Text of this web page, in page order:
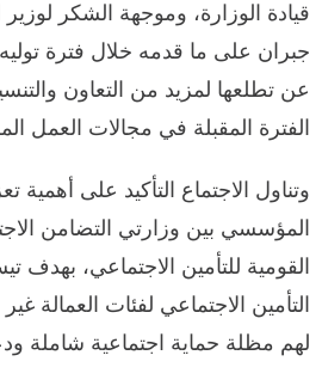
قيادة الوزارة، وموجهة الشكر
جبران على ما قدمه خلال فترة
عن تطلعها لمزيد من التعاون
الفترة المقبلة في مجالات العمل
وتناول الاجتماع التأكيد على أهمية
المؤسسي بين وزارتي التضامن
القومية للتأمين الاجتماعي، بهدف
التأمين الاجتماعي لفئات العمالة
لهم مظلة حماية اجتماعية شاملة